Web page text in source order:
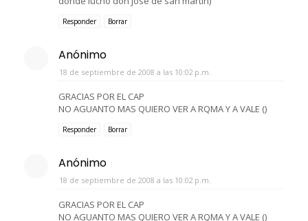
Responder Borrar
Anónimo
18 de septiembre de 2008 a las 10:02 p.m.
GRACIAS POR EL CAP
NO AGUANTO MAS QUIERO VER A RQMA Y A VALE ()
Responder Borrar
Anónimo
18 de septiembre de 2008 a las 10:02 p.m.
GRACIAS POR EL CAP
NO AGUANTO MAS QUIERO VER A RQMA Y A VALE ()